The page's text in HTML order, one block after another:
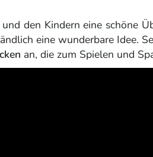
den Kindern eine schöne
eine wunderbare Idee.
an, die zum Spielen und